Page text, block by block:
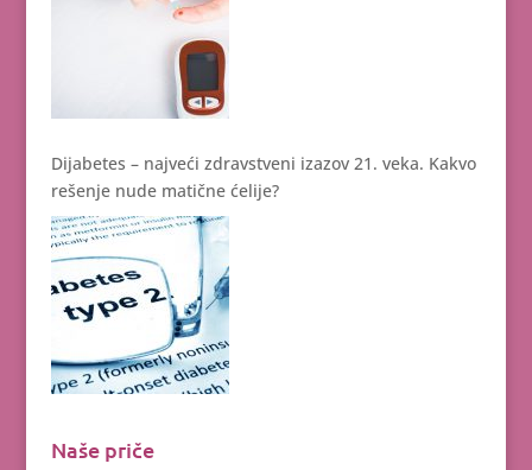
Dijabetes – najveći zdravstveni izazov 21. veka. Kakvo
rešenje nude matične ćelije?
Naše priče